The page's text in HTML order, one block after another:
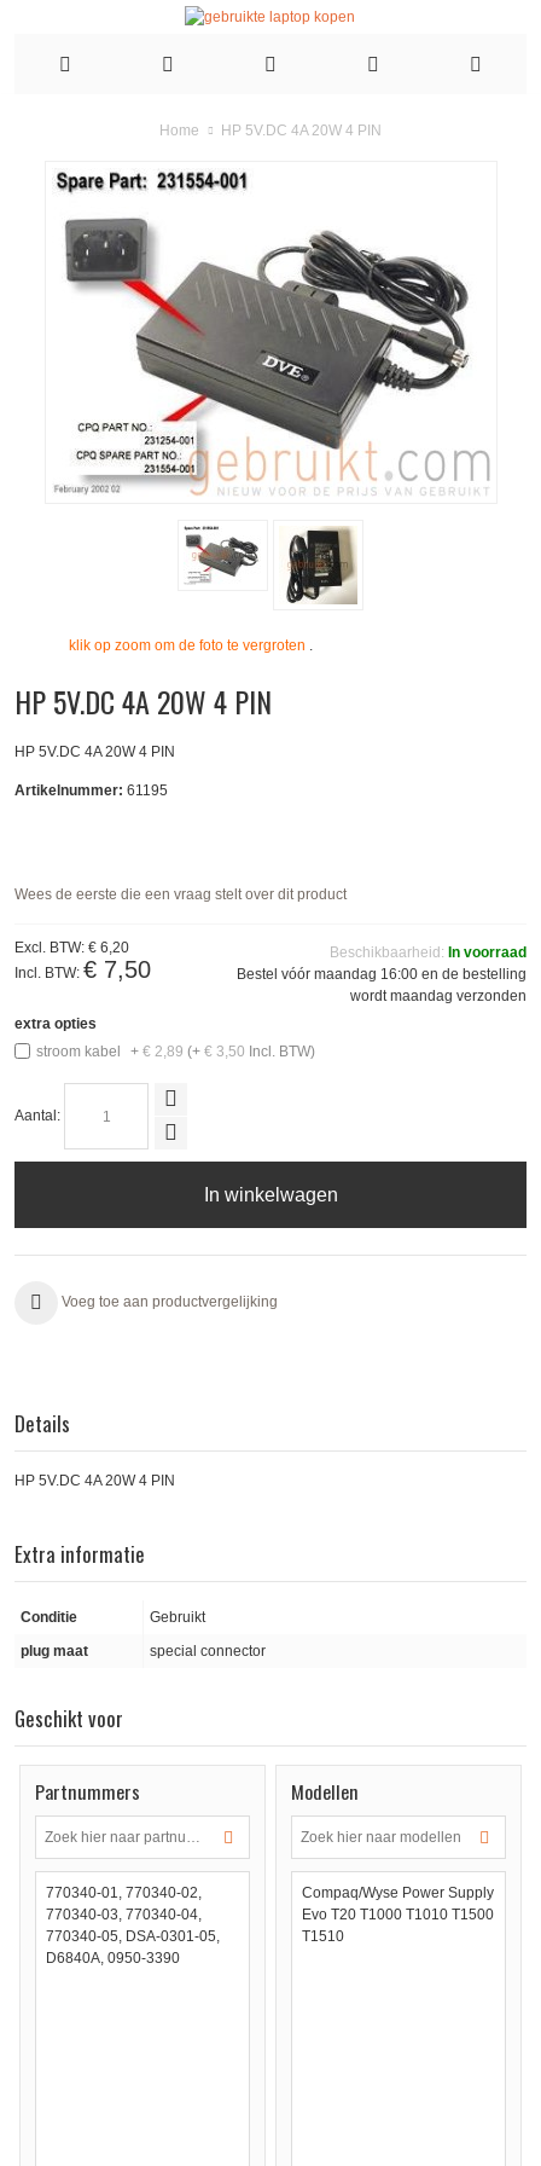
Home HP 5V.DC 4A 20W 4 PIN
klik op zoom om de foto te vergroten .
HP 5V.DC 4A 20W 4 PIN
HP 5V.DC 4A 20W 4 PIN
Artikelnummer: 61195
Wees de eerste die een vraag stelt over dit product
Beschikbaarheid: In voorraad
Bestel vóór maandag 16:00 en de bestelling
wordt maandag verzonden
Excl. BTW: € 6,20
Incl. BTW: € 7,50
extra opties
stroom kabel
+ € 2,89 (+ € 3,50 Incl. BTW)
Aantal:
In winkelwagen
Voeg toe aan productvergelijking
Details
HP 5V.DC 4A 20W 4 PIN
Extra informatie
Conditie
Gebruikt
plug maat
special connector
Geschikt voor
Partnummers
770340-01, 770340-02,
770340-03, 770340-04,
770340-05, DSA-0301-05,
D6840A, 0950-3390
Modellen
Compaq/Wyse Power Supply
Evo T20 T1000 T1010 T1500
T1510